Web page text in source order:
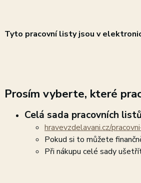
Tyto pracovní listy jsou v
Prosím vyberte, které
Celá sada pracovních
hravevzdelavani.cz/
Pokud si to můžete
Při nákupu celé sady